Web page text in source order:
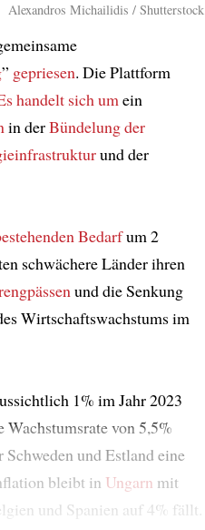
Alexandros Michailidis / Shutterstock
” gepriesen. Die Plattform
handelt sich umein
in derBündelung der
und der
Bedarfum 2
schwächere Länder ihren
und die Senkung
Wirtschaftswachstums im
1% im Jahr 2023
Wachstumsrate von 5,5%
und Estland eine
bleibt in Ungarn mit
und Spanien auf 4% fällt.